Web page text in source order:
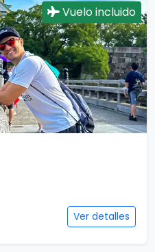
Vuelo incluido
Ver detalles